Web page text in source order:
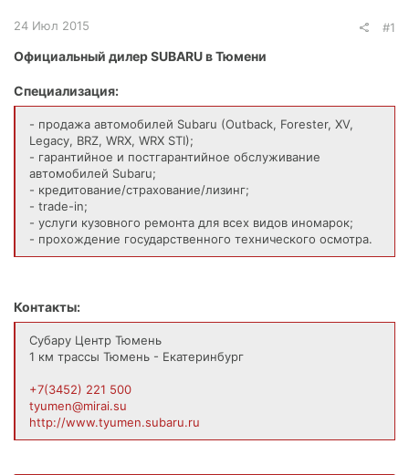
24 Июл 2015 #1
Официальный дилер SUBARU в Тюмени
Специализация:
- продажа автомобилей Subaru (Outback, Forester, XV,
Legacy, BRZ, WRX, WRX STI);
- гарантийное и постгарантийное обслуживание
автомобилей Subaru;
- кредитование/страхование/лизинг;
- trade-in;
- услуги кузовного ремонта для всех видов иномарок;
- прохождение государственного технического осмотра.
Контакты:
Субару Центр Тюмень
1 км трассы Тюмень - Екатеринбург
+7(3452) 221 500
tyumen@mirai.su
http://www.tyumen.subaru.ru